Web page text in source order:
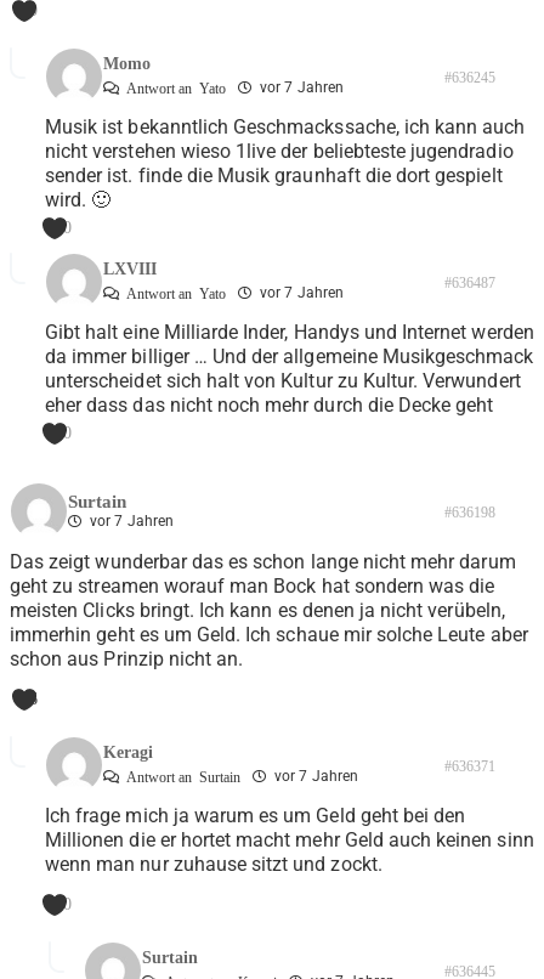
0
Momo
Antwort an Yato vor 7 Jahren
#636245
Musik ist bekanntlich Geschmackssache, ich kann auch
nicht verstehen wieso 1live der beliebteste jugendradio
sender ist. finde die Musik graunhaft die dort gespielt
wird. 🙂
0
LXVIII
Antwort an Yato vor 7 Jahren
#636487
Gibt halt eine Milliarde Inder, Handys und Internet werden
da immer billiger … Und der allgemeine Musikgeschmack
unterscheidet sich halt von Kultur zu Kultur. Verwundert
eher dass das nicht noch mehr durch die Decke geht
0
Surtain
vor 7 Jahren #636198
Das zeigt wunderbar das es schon lange nicht mehr darum
geht zu streamen worauf man Bock hat sondern was die
meisten Clicks bringt. Ich kann es denen ja nicht verübeln,
immerhin geht es um Geld. Ich schaue mir solche Leute aber
schon aus Prinzip nicht an.
6
Keragi
Antwort an Surtain vor 7 Jahren
#636371
Ich frage mich ja warum es um Geld geht bei den
Millionen die er hortet macht mehr Geld auch keinen sinn
wenn man nur zuhause sitzt und zockt.
0
Surtain
#636445